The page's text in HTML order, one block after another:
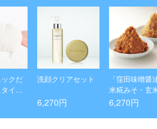
ックだ
イセ
洗顔クリアセット
6,270円
「窪田味噌醤
米糀みそ・玄
みそ
6,270円